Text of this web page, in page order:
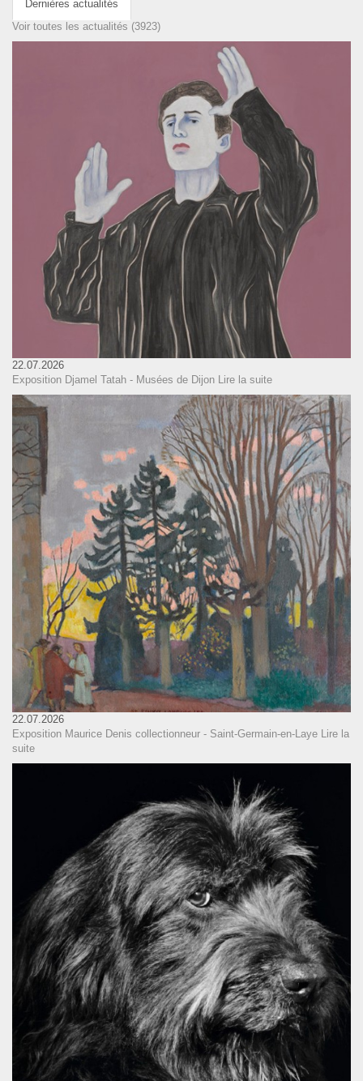
Dernières actualités
Voir toutes les actualités (3923)
22.07.2026
Exposition Djamel Tatah - Musées de Dijon Lire la suite
22.07.2026
Exposition Maurice Denis collectionneur - Saint-Germain-en-Laye Lire la
suite